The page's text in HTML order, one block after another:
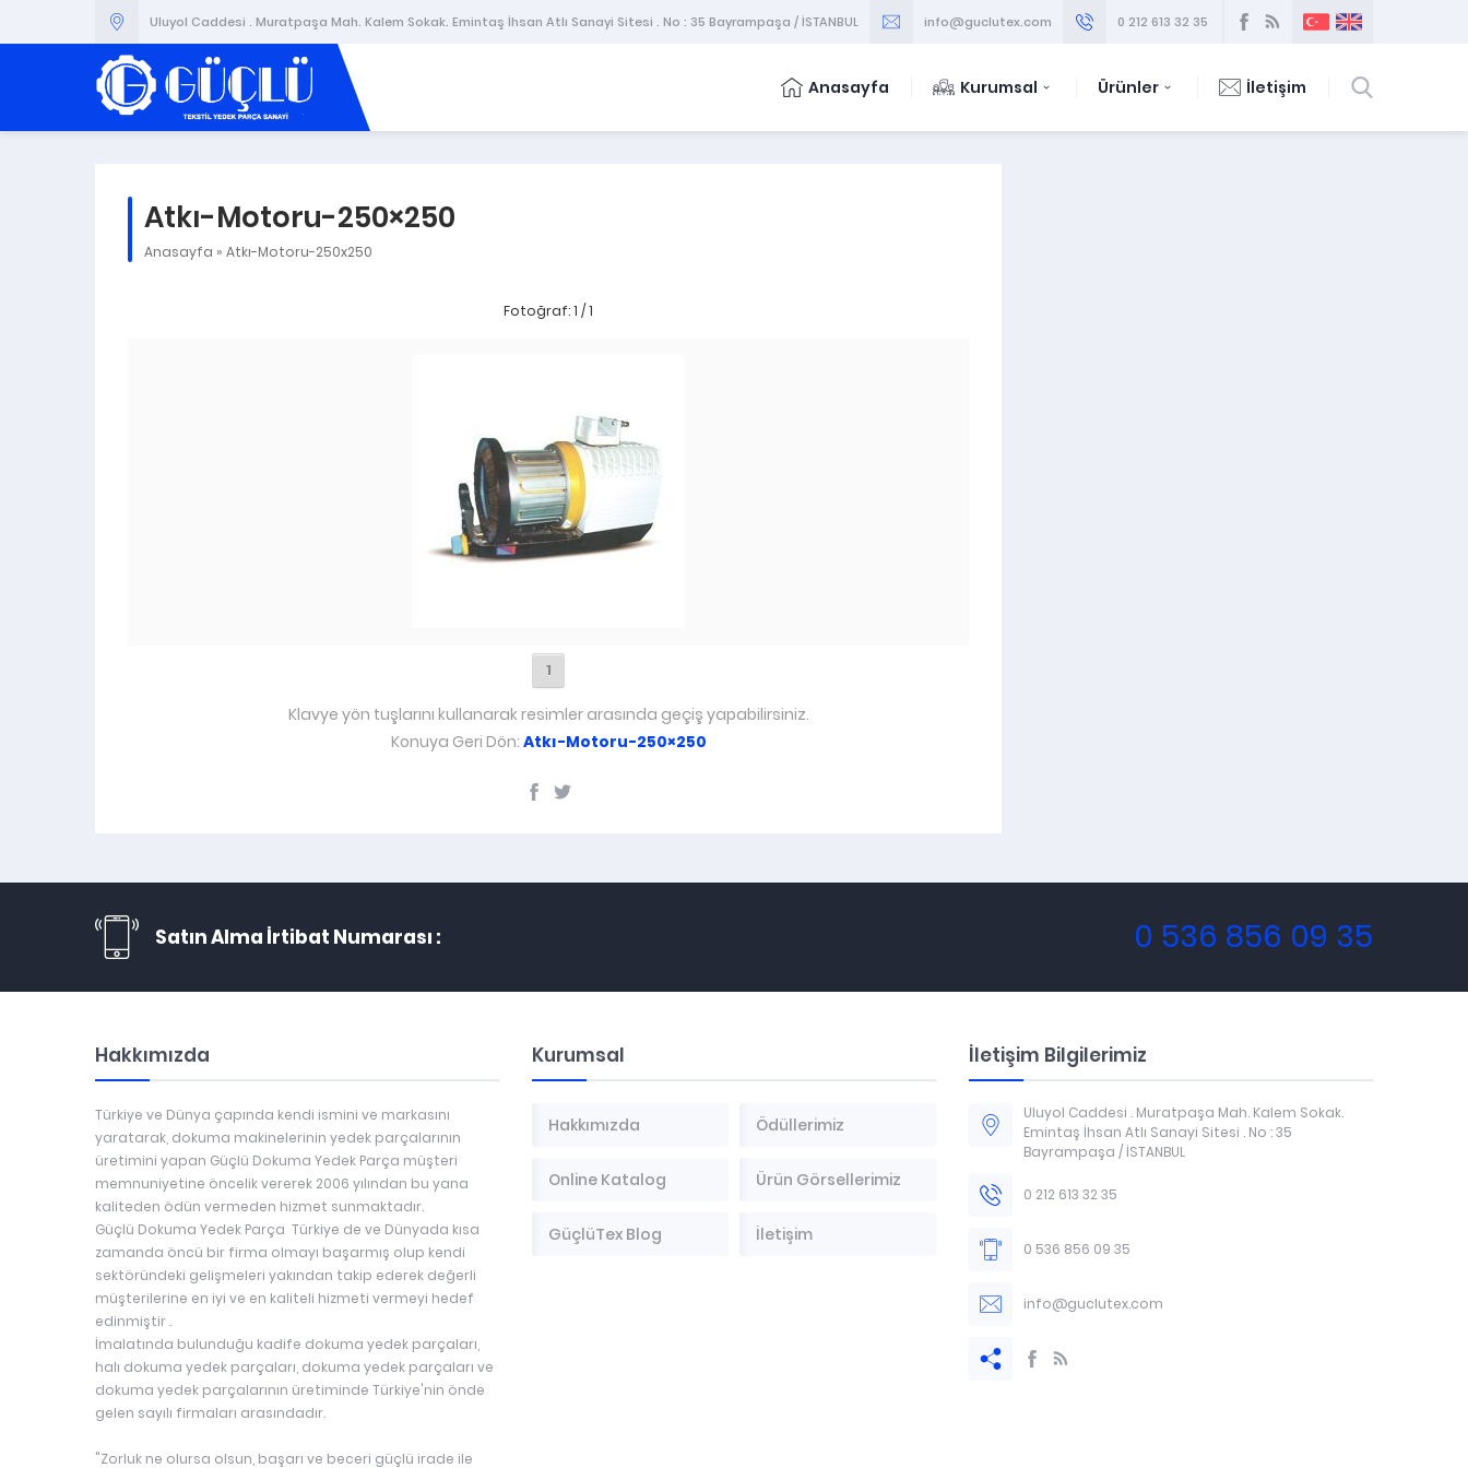
Uluyol Caddesi . Muratpaşa Mah. Kalem Sokak. Emintaş İhsan Atlı Sanayi Sitesi . No : 35 Bayrampaşa / İSTANBUL info@guclutex.com 0 212 613 32 35
Anasayfa Kurumsal Ürünler İletişim
Atkı-Motoru-250×250
Anasayfa » Atkı-Motoru-250x250
Fotoğraf: 1 / 1
1
Klavye yön tuşlarını kullanarak resimler arasında geçiş yapabilirsiniz.
Konuya Geri Dön: Atkı-Motoru-250×250
Satın Alma İrtibat Numarası : 0 536 856 09 35
Hakkımızda
Türkiye ve Dünya çapında kendi ismini ve markasını
yaratarak, dokuma makinelerinin yedek parçalarının
üretimini yapan Güçlü Dokuma Yedek Parça müşteri
memnuniyetine öncelik vererek 2006 yılından bu yana
kaliteden ödün vermeden hizmet sunmaktadır.
Güçlü Dokuma Yedek Parça Türkiye de ve Dünyada kısa
zamanda öncü bir firma olmayı başarmış olup kendi
sektöründeki gelişmeleri yakından takip ederek değerli
müşterilerine en iyi ve en kaliteli hizmeti vermeyi hedef
edinmiştir .
İmalatında bulunduğu kadife dokuma yedek parçaları,
halı dokuma yedek parçaları, dokuma yedek parçaları ve
dokuma yedek parçalarının üretiminde Türkiye'nin önde
gelen sayılı firmaları arasındadır.
"Zorluk ne olursa olsun, başarı ve beceri güçlü irade ile
Kurumsal
Hakkımızda Ödüllerimiz
Online Katalog Ürün Görsellerimiz
GüçlüTex Blog İletişim
İletişim Bilgilerimiz
Uluyol Caddesi . Muratpaşa Mah. Kalem Sokak.
Emintaş İhsan Atlı Sanayi Sitesi . No : 35
Bayrampaşa / İSTANBUL
0 212 613 32 35
0 536 856 09 35
info@guclutex.com